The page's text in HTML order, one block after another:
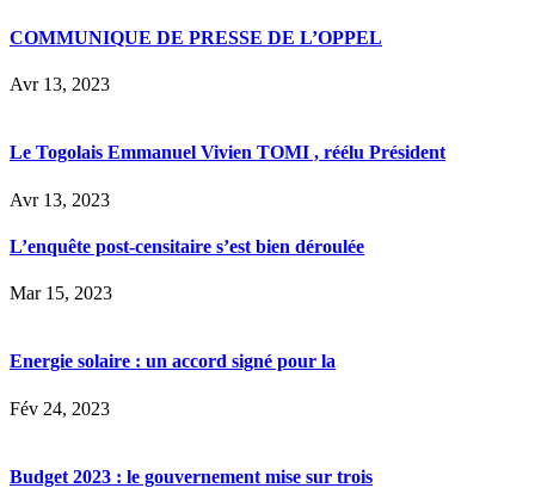
COMMUNIQUE DE PRESSE DE L’OPPEL
Avr 13, 2023
Le Togolais Emmanuel Vivien TOMI , réélu Président
Avr 13, 2023
L’enquête post-censitaire s’est bien déroulée
Mar 15, 2023
Energie solaire : un accord signé pour la
Fév 24, 2023
Budget 2023 : le gouvernement mise sur trois